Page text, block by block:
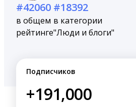
#42060
в общем
рейтинге
#18392
в категории
"Люди и блоги"
Подписчиков
+191,000